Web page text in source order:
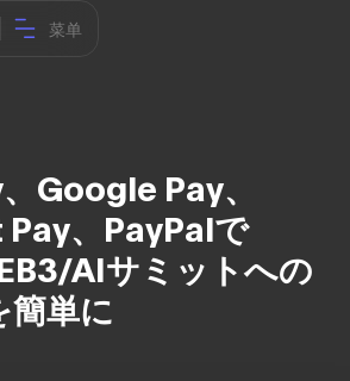
菜单
Google Pay、
、PayPalで
AIサミットへの
簡単に